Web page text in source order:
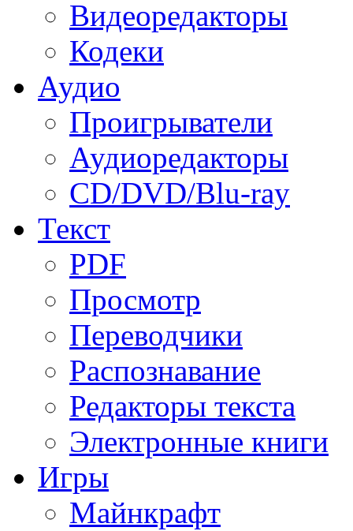
Видеоредакторы
Кодеки
Аудио
Проигрыватели
Аудиоредакторы
CD/DVD/Blu-ray
Текст
PDF
Просмотр
Переводчики
Распознавание
Редакторы текста
Электронные книги
Игры
Майнкрафт